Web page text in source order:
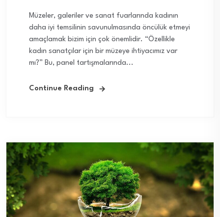
Müzeler, galeriler ve sanat fuarlarında kadının
daha iyi temsilinin savunulmasında öncülük etmeyi
amaçlamak bizim için çok önemlidir. “Özellikle
kadın sanatçılar için bir müzeye ihtiyacımız var
mı?” Bu, panel tartışmalarında...
Continue Reading